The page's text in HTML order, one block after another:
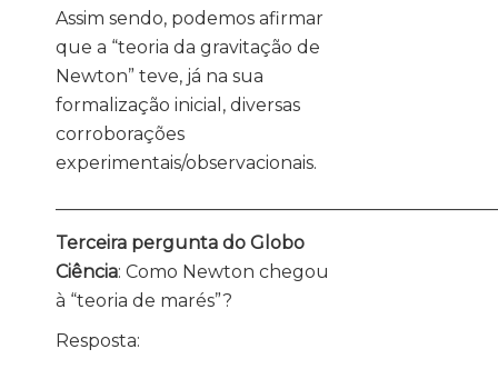
Assim sendo, podemos afirmar
que a “teoria da gravitação de
Newton” teve, já na sua
formalização inicial, diversas
corroborações
experimentais/observacionais.
Terceira pergunta do Globo
Ciência: Como Newton chegou
à “teoria de marés”?
Resposta: